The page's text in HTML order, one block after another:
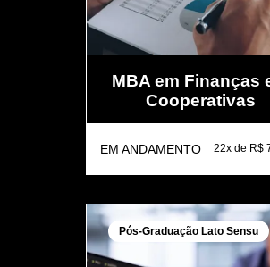
MBA em Finanças
Cooperativas
EM ANDAMENTO 22x de R$
Pós-Graduação Lato Sensu